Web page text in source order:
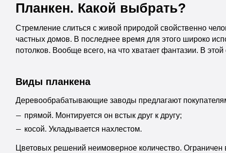
Планкен. Какой выбрать?
Стремление слиться с живой природой свойственно
частных домов. В последнее время для этого широко
потолков. Вообще всего, на что хватает фантазии. В
Виды планкена
Деревообрабатывающие заводы предлагают
прямой. Монтируется он встык друг к другу;
косой. Укладывается нахлестом.
Цветовых решений неимоверное количество.